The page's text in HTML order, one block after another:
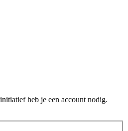
heb je een account nodig.